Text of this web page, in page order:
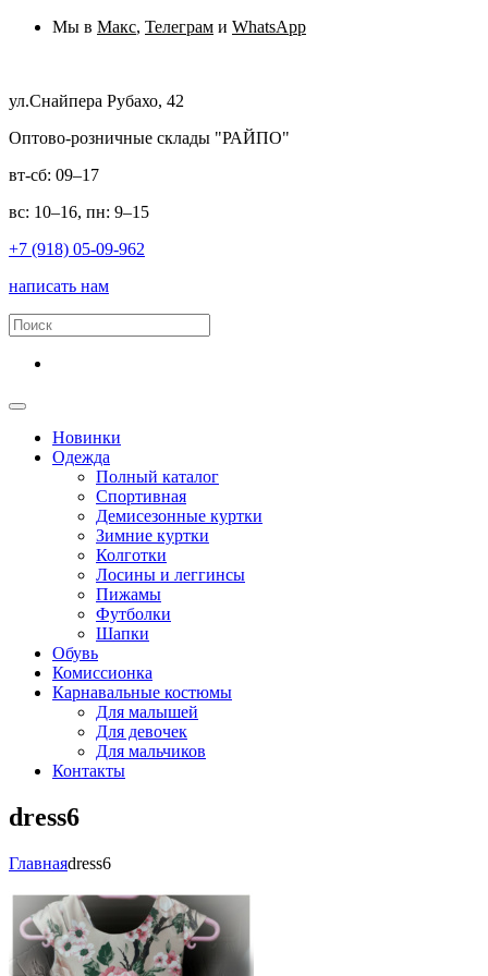
Мы в Макс, Телеграм и WhatsApp
ул.Снайпера Рубахо, 42
Оптово-розничные склады "РАЙПО"
вт-сб: 09–17
вс: 10–16, пн: 9–15
+7 (918) 05-09-962
написать нам
Новинки
Одежда
Полный каталог
Спортивная
Демисезонные куртки
Зимние куртки
Колготки
Лосины и леггинсы
Пижамы
Футболки
Шапки
Обувь
Комиссионка
Карнавальные костюмы
Для малышей
Для девочек
Для мальчиков
Контакты
dress6
Главнаяdress6